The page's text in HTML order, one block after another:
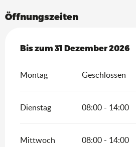
Öffnungszeiten
vom2 Januar 2026bis zum
Bis zum 31 Dezember 2026
Montag Geschlossen
Dienstag 08:00 - 14:00
Mittwoch 08:00 - 14:00